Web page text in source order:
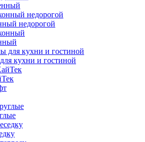
недорогой
кухни и гостиной